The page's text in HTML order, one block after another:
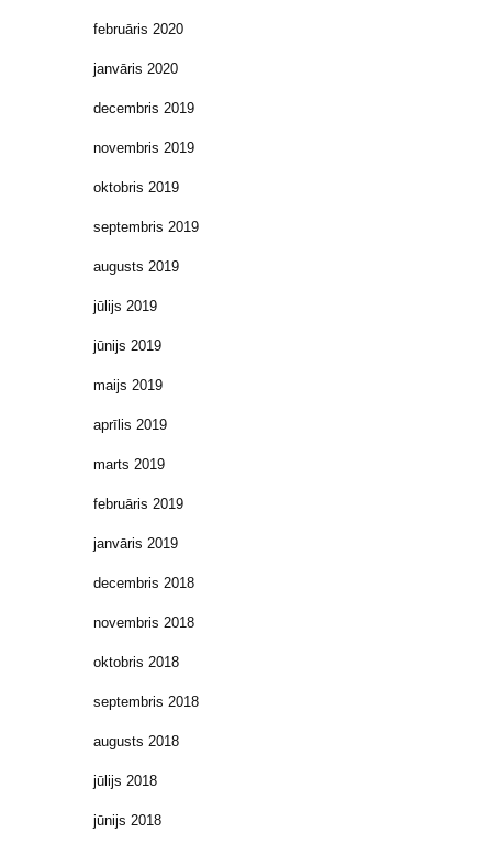
februāris 2020
janvāris 2020
decembris 2019
novembris 2019
oktobris 2019
septembris 2019
augusts 2019
jūlijs 2019
jūnijs 2019
maijs 2019
aprīlis 2019
marts 2019
februāris 2019
janvāris 2019
decembris 2018
novembris 2018
oktobris 2018
septembris 2018
augusts 2018
jūlijs 2018
jūnijs 2018